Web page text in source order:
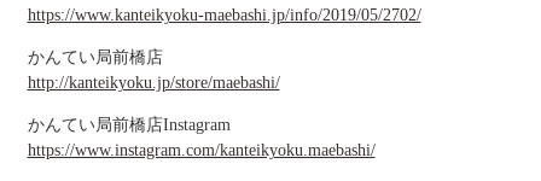
https://www.kanteikyoku-maebashi.jp/info/2019/05/2702/
かんてい局前橋店
http://kanteikyoku.jp/store/maebashi/
かんてい局前橋店Instagram
https://www.instagram.com/kanteikyoku.maebashi/